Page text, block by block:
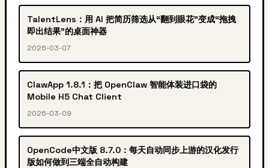
TalentLens：用 AI 把简历筛选从“翻到眼花”变成“拖拽
即出结果”的桌面神器
2026-03-07
ClawApp 1.8.1：把 OpenClaw 智能体装进口袋的
Mobile H5 Chat Client
2026-03-09
OpenCode中文版 8.7.0：每天自动同步上游的汉化发行
版如何做到三端全自动构建